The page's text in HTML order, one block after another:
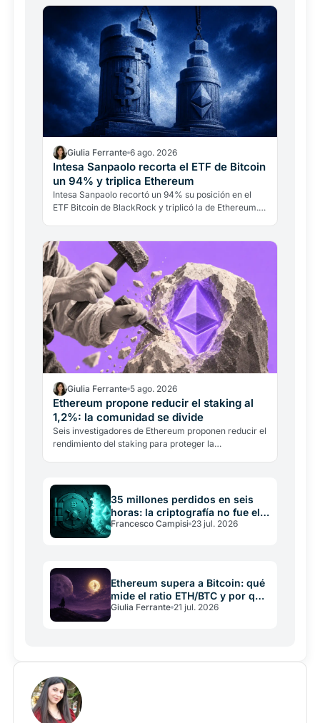
Giulia Ferrante 6 ago. 2026
Intesa Sanpaolo recorta el ETF de Bitcoin
un 94% y triplica Ethereum
Intesa Sanpaolo recortó un 94% su posición en el
ETF Bitcoin de BlackRock y triplicó la de Ethereum.
Giulia Ferrante 5 ago. 2026
Ethereum propone reducir el staking al
1,2%: la comunidad se divide
Seis investigadores de Ethereum proponen reducir el
rendimiento del staking para proteger la
35 millones perdidos en seis
horas: la criptografía no fue el
problema
Francesco Campisi 23 jul. 2026
Ethereum supera a Bitcoin: qué
mide el ratio ETH/BTC y por qué
importa
Giulia Ferrante 21 jul. 2026